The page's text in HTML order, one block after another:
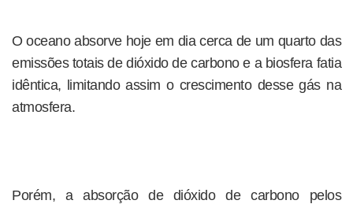
O oceano absorve hoje em dia cerca de um quarto das
emissões totais de dióxido de carbono e a biosfera fatia
idêntica, limitando assim o crescimento desse gás na
atmosfera.
Porém, a absorção de dióxido de carbono pelos